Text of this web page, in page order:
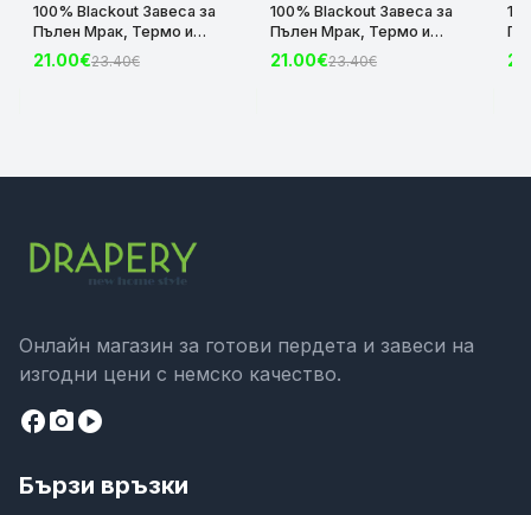
100% Blackout Завеса за
Пълен Мрак, Термо и
Шумоизолираща с коланче
цвят Крем, 175х140 и
21.00€23.40€
100% Blackout Завеса за
Пълен Мрак, Термо и
Шумоизолираща с коланче
цвят Сив, 175х140 и
21.00€23.40€
Онлайн магазин за готови пердета и завеси на
изгодни цени с немско качество.
facebookcamera_altplay_circle
Бързи връзки